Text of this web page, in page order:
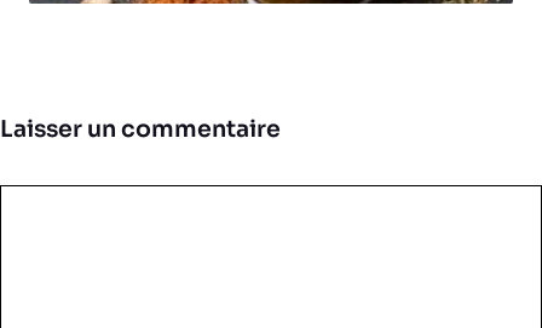
Laisser un commentaire